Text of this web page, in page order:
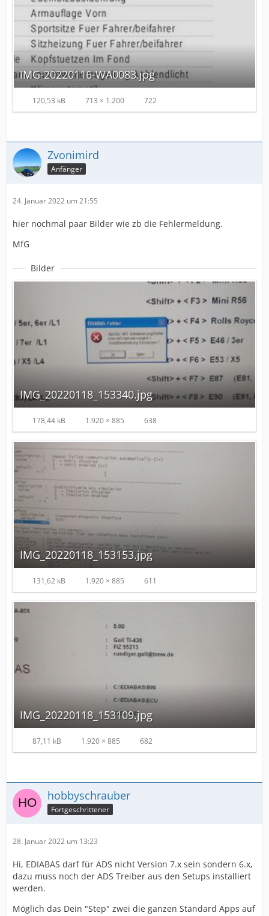
IMG-20220116-WA0083.jpg
120,53 kB 713 × 1.200 722
Zvonimird
Anfänger
24. Januar 2022 um 21:55
hier nochmal paar Bilder wie zb die Fehlermeldung.
MfG
Bilder
IMG_20220118_153340.jpg
178,44 kB 1.920 × 885 638
IMG_20220118_153153.jpg
131,62 kB 1.920 × 885 611
IMG_20220118_153109.jpg
87,11 kB 1.920 × 885 682
hobbyschrauber
Fortgeschrittener
28. Januar 2022 um 13:23
Hi, EDIABAS darf für ADS nicht Version 7.x sein sondern 6.x,
dazu muss noch der ADS Treiber aus den Setups installiert
werden.
Möglich das Dein "Step" zwei die ganzen Standard Apps auf